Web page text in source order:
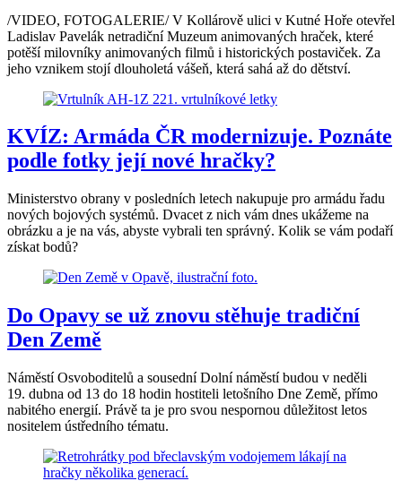
/VIDEO, FOTOGALERIE/ V Kollárově ulici v Kutné Hoře otevřel
Ladislav Pavelák netradiční Muzeum animovaných hraček, které
potěší milovníky animovaných filmů i historických postaviček. Za
jeho vznikem stojí dlouholetá vášeň, která sahá až do dětství.
KVÍZ: Armáda ČR modernizuje. Poznáte
podle fotky její nové hračky?
Ministerstvo obrany v posledních letech nakupuje pro armádu řadu
nových bojových systémů. Dvacet z nich vám dnes ukážeme na
obrázku a je na vás, abyste vybrali ten správný. Kolik se vám podaří
získat bodů?
Do Opavy se už znovu stěhuje tradiční
Den Země
Náměstí Osvoboditelů a sousední Dolní náměstí budou v neděli
19. dubna od 13 do 18 hodin hostiteli letošního Dne Země, přímo
nabitého energií. Právě ta je pro svou nespornou důležitost letos
nositelem ústředního tématu.